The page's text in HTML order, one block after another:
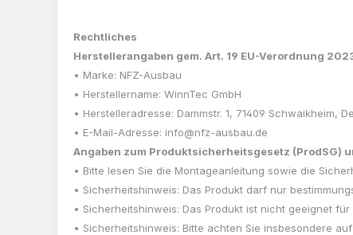
Rechtliches
Herstellerangaben gem. Art. 19 EU-Verordnung
• Marke: NFZ-Ausbau
• Herstellername: WinnTec GmbH
• Herstelleradresse: Dammstr. 1, 71409 Schwaikheim,
• E-Mail-Adresse: info@nfz-ausbau.de
Angaben zum Produktsicherheitsgesetz (ProdSG)
• Bitte lesen Sie die Montageanleitung sowie die
• Sicherheitshinweis: Das Produkt darf nur
• Sicherheitshinweis: Das Produkt ist nicht geeignet
• Sicherheitshinweis: Bitte achten Sie insbesondere